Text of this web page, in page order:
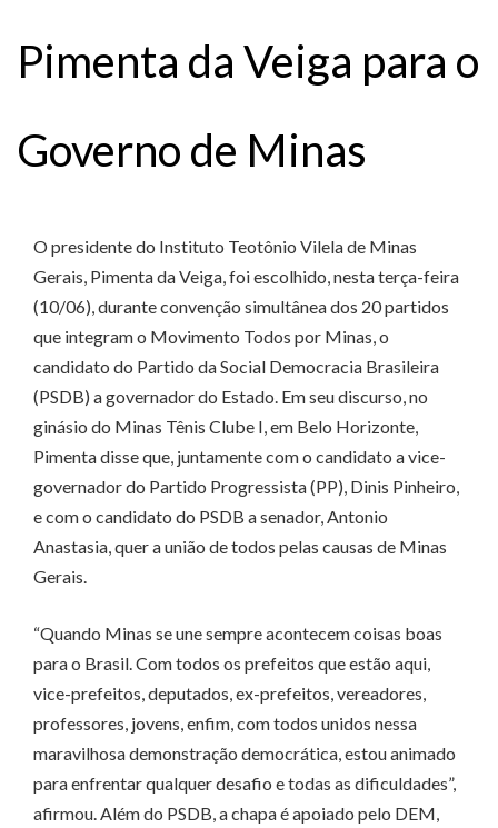
Pimenta da Veiga para o
Governo de Minas
O presidente do Instituto Teotônio Vilela de Minas
Gerais, Pimenta da Veiga, foi escolhido, nesta terça-feira
(10/06), durante convenção simultânea dos 20 partidos
que integram o Movimento Todos por Minas, o
candidato do Partido da Social Democracia Brasileira
(PSDB) a governador do Estado. Em seu discurso, no
ginásio do Minas Tênis Clube I, em Belo Horizonte,
Pimenta disse que, juntamente com o candidato a vice-
governador do Partido Progressista (PP), Dinis Pinheiro,
e com o candidato do PSDB a senador, Antonio
Anastasia, quer a união de todos pelas causas de Minas
Gerais.
“Quando Minas se une sempre acontecem coisas boas
para o Brasil. Com todos os prefeitos que estão aqui,
vice-prefeitos, deputados, ex-prefeitos, vereadores,
professores, jovens, enfim, com todos unidos nessa
maravilhosa demonstração democrática, estou animado
para enfrentar qualquer desafio e todas as dificuldades”,
afirmou. Além do PSDB, a chapa é apoiado pelo DEM,